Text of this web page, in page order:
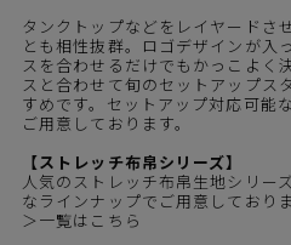
タンクトップなどをレイヤードさ
とも相性抜群。ロゴデザインが入
スを合わせるだけでもかっこよく
ス と合わせて旬のセットアップス
すめです。セットアップ対応可能
ご用意しております。
【ストレッチ布帛シリーズ】
人気のストレッチ布帛生地シリー
なラインナップでご用意しておりま
＞一覧はこちら